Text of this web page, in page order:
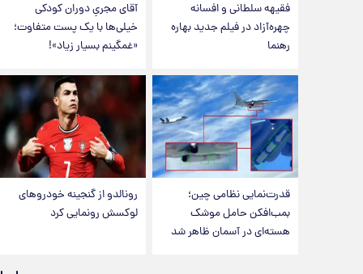
فقیهه سلطانی و افسانه
چهره‌آزاد در فیلم جدید بهاره
رهنما
آقای مجریِ دوران کودکی
خیلی‌ها با یک پست متفاوت؛
«غمگینم بسیار زیاد»!
قدرت‌نمایی نظامی چین؛
بمب‌افکن حامل موشک
هسته‌ای در آسمان ظاهر شد
رونالدو از گنجینه خودروهای
لوکسش رونمایی کرد